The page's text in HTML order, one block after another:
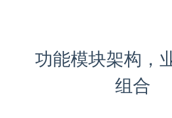
功能模块架构，
组合